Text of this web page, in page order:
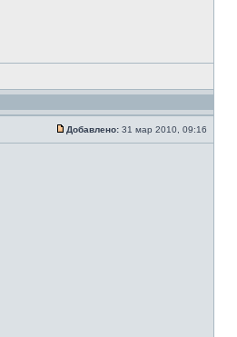
Добавлено: 31 мар 2010, 09:16